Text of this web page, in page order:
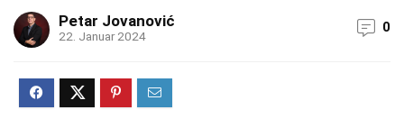
Petar Jovanović
22. Januar 2024
0